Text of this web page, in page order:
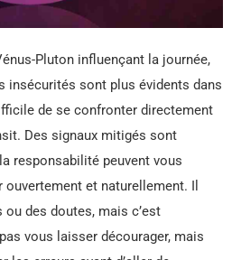
Pluton influençant la journée,
insécurités sont plus évidents dans
de se confronter directement
Des signaux mitigés sont
responsabilité peuvent vous
et naturellement. Il
des doutes, mais c’est
vous laisser décourager, mais